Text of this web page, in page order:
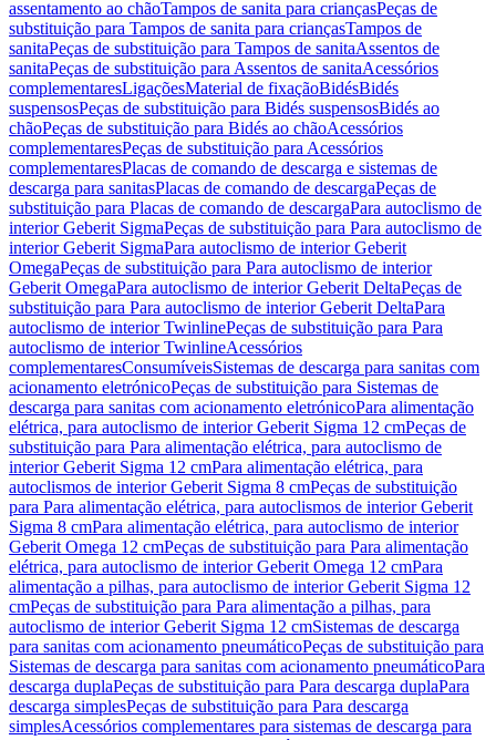
assentamento ao chãoTampos de sanita para criançasPeças de
substituição para Tampos de sanita para criançasTampos de
sanitaPeças de substituição para Tampos de sanitaAssentos de
sanitaPeças de substituição para Assentos de sanitaAcessórios
complementaresLigaçõesMaterial de fixaçãoBidésBidés
suspensosPeças de substituição para Bidés suspensosBidés ao
chãoPeças de substituição para Bidés ao chãoAcessórios
complementaresPeças de substituição para Acessórios
complementaresPlacas de comando de descarga e sistemas de
descarga para sanitasPlacas de comando de descargaPeças de
substituição para Placas de comando de descargaPara autoclismo de
interior Geberit SigmaPeças de substituição para Para autoclismo de
interior Geberit SigmaPara autoclismo de interior Geberit
OmegaPeças de substituição para Para autoclismo de interior
Geberit OmegaPara autoclismo de interior Geberit DeltaPeças de
substituição para Para autoclismo de interior Geberit DeltaPara
autoclismo de interior TwinlinePeças de substituição para Para
autoclismo de interior TwinlineAcessórios
complementaresConsumíveisSistemas de descarga para sanitas com
acionamento eletrónicoPeças de substituição para Sistemas de
descarga para sanitas com acionamento eletrónicoPara alimentação
elétrica, para autoclismo de interior Geberit Sigma 12 cmPeças de
substituição para Para alimentação elétrica, para autoclismo de
interior Geberit Sigma 12 cmPara alimentação elétrica, para
autoclismos de interior Geberit Sigma 8 cmPeças de substituição
para Para alimentação elétrica, para autoclismos de interior Geberit
Sigma 8 cmPara alimentação elétrica, para autoclismo de interior
Geberit Omega 12 cmPeças de substituição para Para alimentação
elétrica, para autoclismo de interior Geberit Omega 12 cmPara
alimentação a pilhas, para autoclismo de interior Geberit Sigma 12
cmPeças de substituição para Para alimentação a pilhas, para
autoclismo de interior Geberit Sigma 12 cmSistemas de descarga
para sanitas com acionamento pneumáticoPeças de substituição para
Sistemas de descarga para sanitas com acionamento pneumáticoPara
descarga duplaPeças de substituição para Para descarga duplaPara
descarga simplesPeças de substituição para Para descarga
simplesAcessórios complementares para sistemas de descarga para